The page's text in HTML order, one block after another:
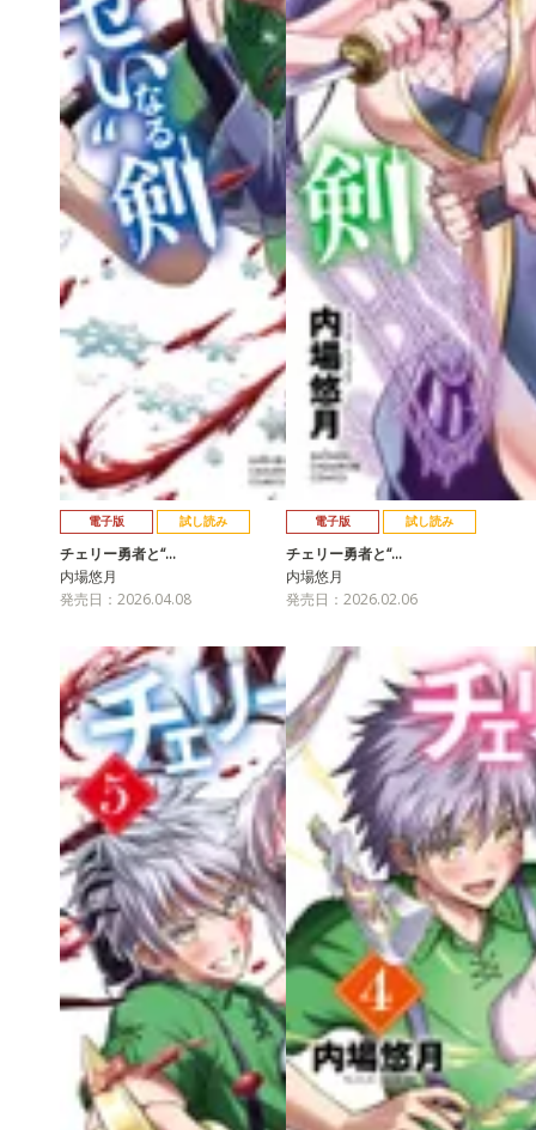
電子版 試し読み
チェリー勇者と“…
内場悠月
発売日：2026.04.08
電子版 試し読み
チェリー勇者と“…
内場悠月
発売日：2026.02.06